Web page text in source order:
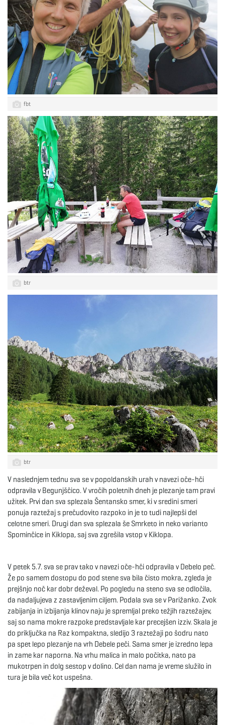
i
g
t
i
o
n
fbt
btr
btr
V naslednjem tednu sva se v popoldanskih urah v navezi oče-hči
odpravila v Begunjščico. V vročih poletnih dneh je plezanje tam pravi
užitek. Prvi dan sva splezala Šentansko smer, ki v sredini smeri
ponuja raztežaj s prečudovito razpoko in je to tudi najlepši del
celotne smeri. Drugi dan sva splezala še Smrketo in neko varianto
Spominčice in Kiklopa, saj sva zgrešila vstop v Kiklopa.
V petek 5.7. sva se prav tako v navezi oče-hči odpravila v Debelo peč.
Že po samem dostopu do pod stene sva bila čisto mokra, zgleda je
prejšnjo noč kar dobr deževal. Po pogledu na steno sva se odločila,
da nadaljujeva z zastavljenim ciljem. Podala sva se v Parižanko. Zvok
zabijanja in izbijanja klinov naju je spremljal preko težjih raztežajev,
saj so nama mokre razpoke predstavljale kar precejšen izziv. Skala je
do priključka na Raz kompaktna, sledijo 3 raztežaji po šodru nato
pa spet lepo plezanje na vrh Debele peči. Sama smer je izredno lepa
in zame kar naporna. Na vrhu malica in malo počitka, nato pa
mukotrpen in dolg sestop v dolino. Cel dan nama je vreme služilo in
tura je bila več kot uspešna.